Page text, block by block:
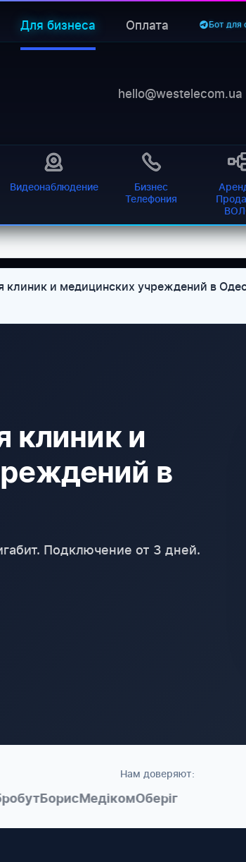
Для бизнеса Оплата Бот для
hello@westelecom.ua
Видеонаблюдение
Бизнес
Телефония
клиник и медицинских учреждений в
клиник и
в
Подключение от 3 дней.
Нам доверяют:
БорисМедікомОберіг